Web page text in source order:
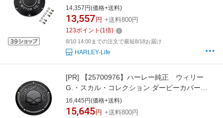
ビーカバーHarley-Davidson Motor Co. Derby
Cover／スポーツスター
14,357円(価格+送料)
13,557 円 +送料800円
123ポイント (1倍)
8/10 14:00までの注文で最短8/18お届け
HARLEY-Life
[PR]
【25700976】ハーレー純正 ウィリー
G.・スカル・コレクション ダービーカバー
Willie G Skull Derby Cover／M8ソフテイル
16,445円(価格+送料)
15,645 円 +送料800円